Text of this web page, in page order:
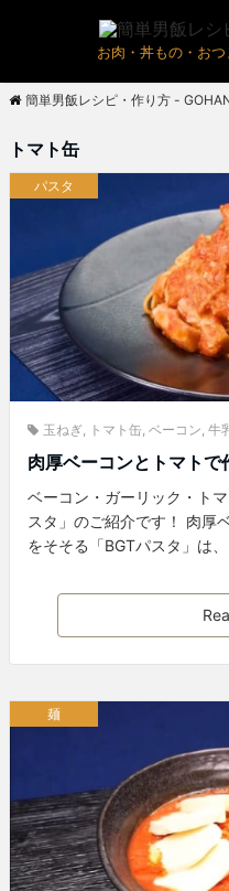
お肉・丼もの・お
簡単男飯レシピ・作り方 -
トマト缶
パスタ
玉ねぎ, トマト缶, ベーコン, 牛
肉厚ベーコンとトマトで
ベーコン・ガーリック・ト
スタ」のご紹介です！ 肉厚
をそそる「BGTパスタ」は
麺